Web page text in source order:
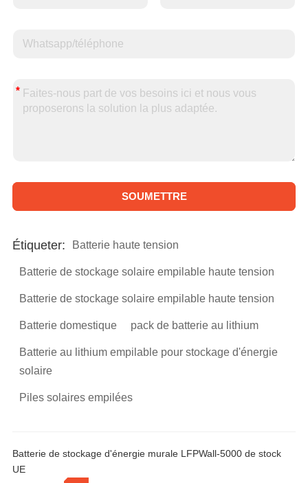
*
SOUMETTRE
l
:
Étiqueter: Batterie haute tension
Batterie de stockage solaire empilable haute tension
Batterie de stockage solaire empilable haute tension
Batterie domestique pack de batterie au lithium
Batterie au lithium empilable pour stockage d'énergie
solaire
Piles solaires empilées
Batterie de stockage d'énergie murale LFPWall-5000 de stock
UE